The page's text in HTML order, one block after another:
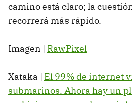
camino está claro; la
recorrerá más rápido.
Imagen | RawPixel
Xataka | El 99% de internet
submarinos. Ahora hay un